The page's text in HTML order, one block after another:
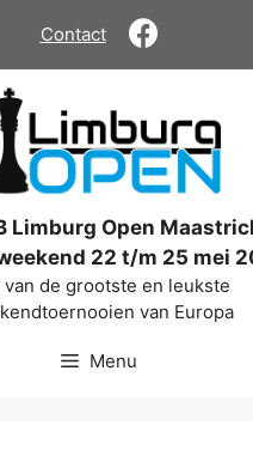
Contact
Limburg Open
22 t/m 25 mei
van de grootste en leukste
van Europa
Menu